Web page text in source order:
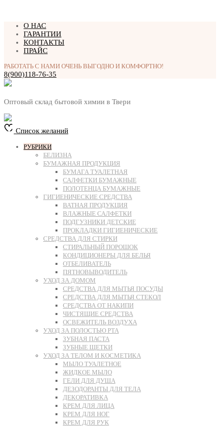
Перейти
содержимому
О НАС
ГАРАНТИИ
КОНТАКТЫ
ПРАЙС
РАБОТАТЬ С НАМИ ОЧЕНЬ ВЫГОДНО И КОМФОРТНО!
8(900)118-76-35
Оптовый склад бытовой химии в Твери
Список желаний
РУБРИКИ
БЕЛИЗНА
БУМАЖНАЯ ПРОДУКЦИЯ
БУМАГА ТУАЛЕТНАЯ
САЛФЕТКИ БУМАЖНЫЕ
ПОЛОТЕНЦА БУМАЖНЫЕ
ГИГИЕНИЧЕСКИЕ СРЕДСТВА
ВАТНАЯ ПРОДУКЦИЯ
ВЛАЖНЫЕ САЛФЕТКИ
ПОДГУЗНИКИ ДЕТСКИЕ
ПРОКЛАДКИ ГИГИЕНИЧЕСКИЕ
СРЕДСТВА ДЛЯ СТИРКИ
СТИРАЛЬНЫЙ ПОРОШОК
КОНДИЦИОНЕРЫ ДЛЯ БЕЛЬЯ
ОТБЕЛИВАТЕЛЬ
ПЯТНОВЫВОДИТЕЛЬ
УХОД ЗА ДОМОМ
СРЕДСТВА ДЛЯ МЫТЬЯ ПОСУДЫ
СРЕДСТВА ДЛЯ МЫТЬЯ СТЕКОЛ
СРЕДСТВА ОТ НАКИПИ
ЧИСТЯЩИЕ СРЕДСТВА
ОСВЕЖИТЕЛЬ ВОЗДУХА
УХОД ЗА ПОЛОСТЬЮ РТА
ЗУБНАЯ ПАСТА
ЗУБНЫЕ ЩЕТКИ
УХОД ЗА ТЕЛОМ И КОСМЕТИКА
МЫЛО ТУАЛЕТНОЕ
ЖИДКОЕ МЫЛО
ГЕЛИ ДЛЯ ДУША
ДЕЗОДОРАНТЫ ДЛЯ ТЕЛА
ДЕКОРАТИВКА
КРЕМ ДЛЯ ЛИЦА
КРЕМ ДЛЯ НОГ
КРЕМ ДЛЯ РУК